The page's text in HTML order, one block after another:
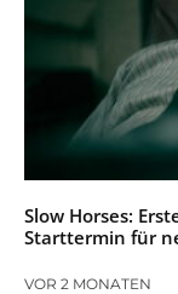
Slow Horses:
Starttermin für
VOR 2 MONATEN